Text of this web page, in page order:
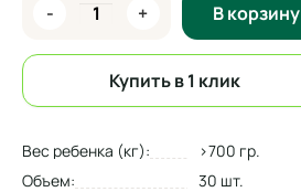
- + В корзину
Купить в 1 клик
Вес ребенка (кг):
>700 гр.
Объем:
30 шт.